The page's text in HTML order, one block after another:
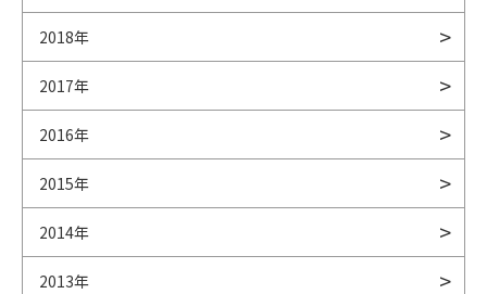
2018年
2017年
2016年
2015年
2014年
2013年